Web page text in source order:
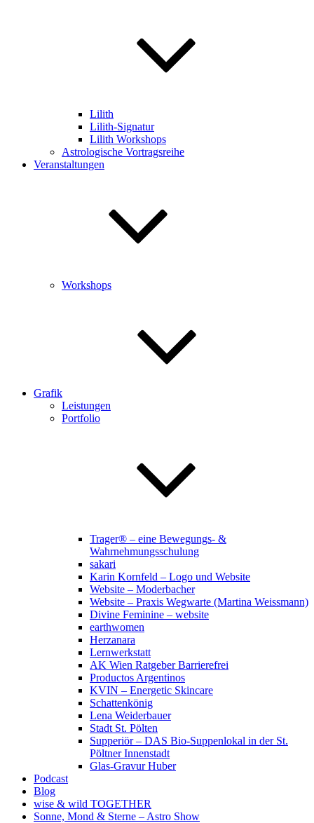
Lilith
Lilith-Signatur
Lilith Workshops
Astrologische Vortragsreihe
Veranstaltungen
Workshops
Grafik
Leistungen
Portfolio
Trager® – eine Bewegungs- &
Wahrnehmungsschulung
sakari
Karin Kornfeld – Logo und Website
Website – Moderbacher
Website – Praxis Wegwarte (Martina Weissmann)
Divine Feminine – website
earthwomen
Herzanara
Lernwerkstatt
AK Wien Ratgeber Barrierefrei
Productos Argentinos
KVIN – Energetic Skincare
Schattenkönig
Lena Weiderbauer
Stadt St. Pölten
Supperiör – DAS Bio-Suppenlokal in der St.
Pöltner Innenstadt
Glas-Gravur Huber
Podcast
Blog
wise & wild TOGETHER
Sonne, Mond & Sterne – Astro Show